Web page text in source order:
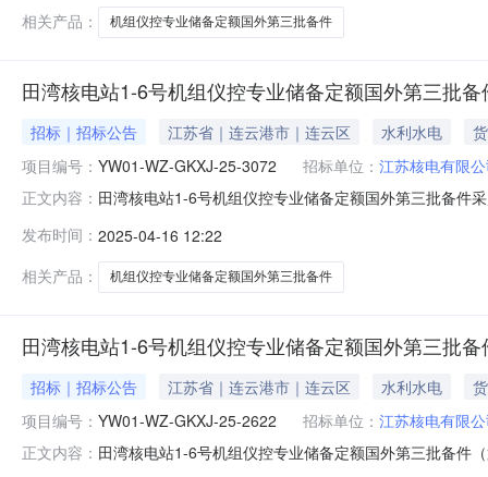
相关产品：
机组仪控专业储备定额国外第三批备件
田湾核电站1-6号机组仪控专业储备定额国外第三批
招标｜招标公告 江苏省｜连云港市｜连云区 水利水电
项目编号： YW01-WZ-GKXJ-25-3072 招标单位： 江苏核电有限
正文内容： 田湾核电站1-6号机组仪控专业储备定额国外第三批备件
苏核电有限公司供货范围：详见导出给厂商清单质量要
组仪控专业
发布时间： 2025-04-16 12:22
相关产品：
机组仪控专业储备定额国外第三批备件
田湾核电站1-6号机组仪控专业储备定额国外第三批
招标｜招标公告 江苏省｜连云港市｜连云区 水利水电
项目编号： YW01-WZ-GKXJ-25-2622 招标单位： 江苏核电有限
正文内容： 田湾核电站1-6号机组仪控专业储备定额国外第三批备件